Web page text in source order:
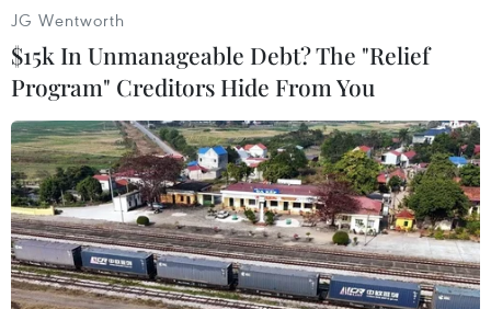
JG Wentworth
$15k In Unmanageable Debt? The "Relief
Program" Creditors Hide From You